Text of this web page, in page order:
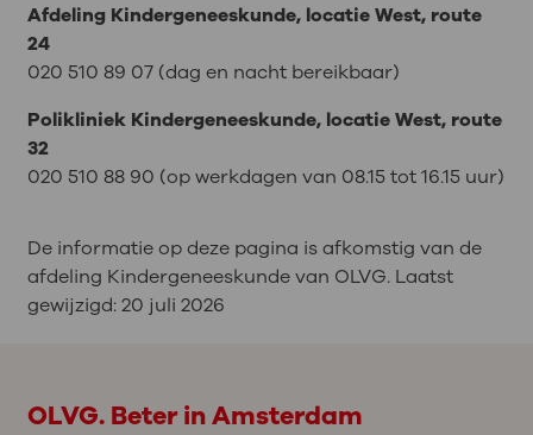
Afdeling Kindergeneeskunde, locatie West, route
24
020 510 89 07 (dag en nacht bereikbaar)
Polikliniek Kindergeneeskunde, locatie West, route
32
020 510 88 90 (op werkdagen van 08.15 tot 16.15 uur)
De informatie op deze pagina is afkomstig van de
afdeling Kindergeneeskunde van OLVG. Laatst
gewijzigd:20 juli 2026
OLVG. Beter in Amsterdam